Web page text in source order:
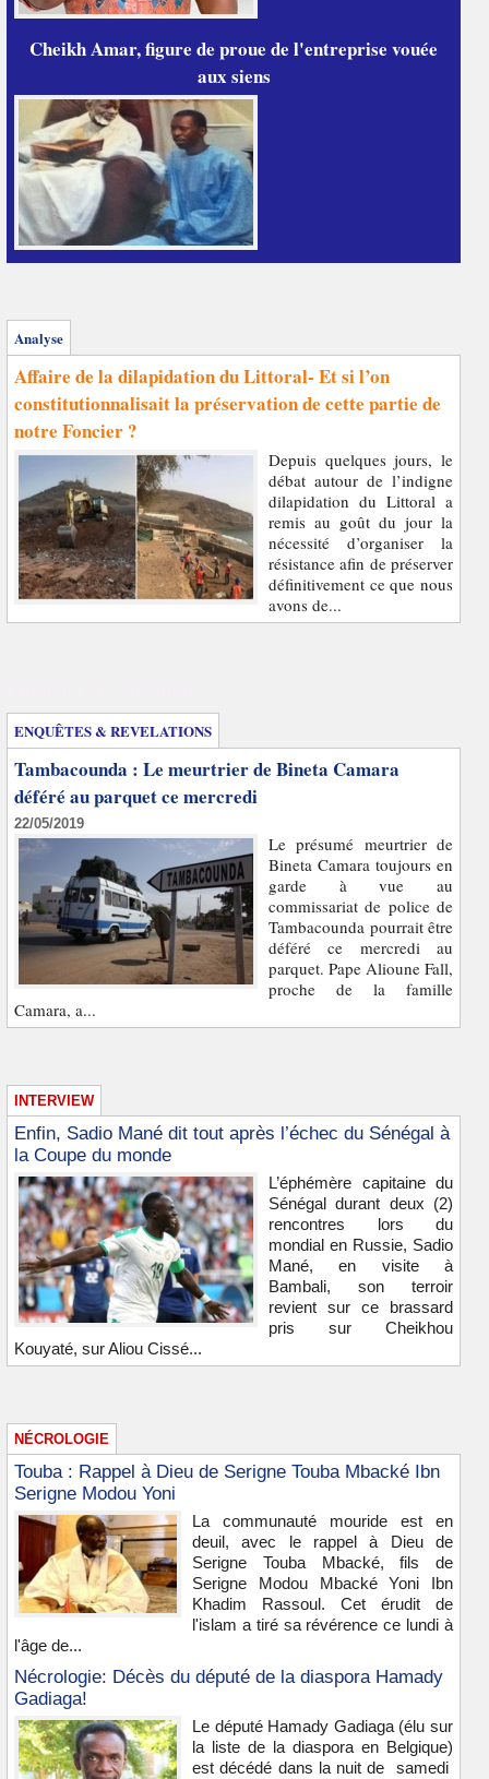
Cheikh Amar, figure de proue de l'entreprise vouée
aux siens
Analyse
Affaire de la dilapidation du Littoral- Et si l’on
constitutionnalisait la préservation de cette partie de
notre Foncier ?
Depuis quelques jours, le
débat autour de l’indigne
dilapidation du Littoral a
remis au goût du jour la
nécessité d’organiser la
résistance afin de préserver
définitivement ce que nous
avons de...
ENQUÊTES & REVELATIONS
Tambacounda : Le meurtrier de Bineta Camara
déféré au parquet ce mercredi
22/05/2019
Le présumé meurtrier de
Bineta Camara toujours en
garde à vue au
commissariat de police de
Tambacounda pourrait être
déféré ce mercredi au
parquet. Pape Alioune Fall,
proche de la famille
Camara, a...
INTERVIEW
Enfin, Sadio Mané dit tout après l’échec du Sénégal à
la Coupe du monde
L’éphémère capitaine du
Sénégal durant deux (2)
rencontres lors du
mondial en Russie, Sadio
Mané, en visite à
Bambali, son terroir
revient sur ce brassard
pris sur Cheikhou
Kouyaté, sur Aliou Cissé...
NÉCROLOGIE
Touba : Rappel à Dieu de Serigne Touba Mbacké Ibn
Serigne Modou Yoni
La communauté mouride est en
deuil, avec le rappel à Dieu de
Serigne Touba Mbacké, fils de
Serigne Modou Mbacké Yoni Ibn
Khadim Rassoul. Cet érudit de
l'islam a tiré sa révérence ce lundi à
l'âge de...
Nécrologie: Décès du député de la diaspora Hamady
Gadiaga!
Le député Hamady Gadiaga (élu sur
la liste de la diaspora en Belgique)
est décédé dans la nuit de samedi